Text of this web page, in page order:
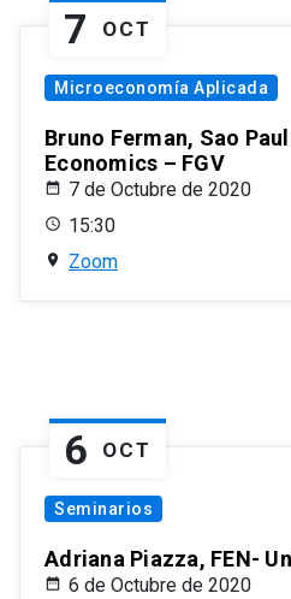
7 OCT
Microeconomía Aplicada
Bruno Ferman, Sao
Economics – FGV
7 de Octubre de 2020
15:30
Zoom
6 OCT
Seminarios
Adriana Piazza, FEN-
6 de Octubre de 2020